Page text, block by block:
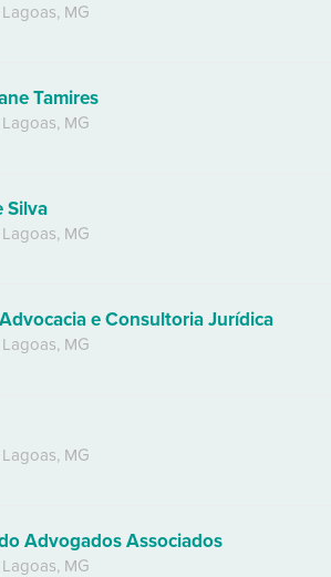
, MG
Tamires
, MG
Silva
, MG
e Consultoria Jurídica
, MG
, MG
Advogados Associados
, MG